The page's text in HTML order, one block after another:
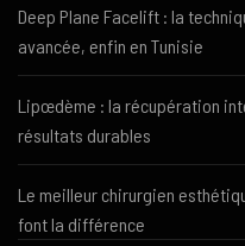
Deep Plane Facelift : la
avancée, enfin en Tunisie
Lipœdème : la récupération
résultats durables
Le meilleur chirurgien
font la différence